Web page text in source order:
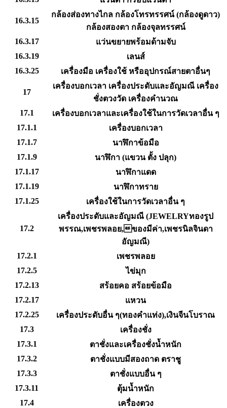
16.3.15
กล้องส่องทางไกล กล้องโทรทรรศน์ (กล้องดูดาว)
กล้องสองตา กล้องจุลทรรศน์
16.3.17
แว่นขยายพร้อมด้ามจับ
16.3.19
เลนส์
16.3.25
เครื่องมือ เครื่องใช้ หรืออุปกรณ์สายตาอื่นๆ
17
เครื่องบอกเวลา เครื่องประดับและอัญมณี เครื่อง
ชั่งตวงวัด เครื่องคำนวณ
17.1
เครื่องบอกเวลาและเครื่องใช้ในการวัดเวลาอื่น ๆ
17.1.1
เครื่องบอกเวลา
17.1.7
นาฬิกาข้อมือ
17.1.9
นาฬิกา (แขวน ตั้ง ปลุก)
17.1.17
นาฬิกาแดด
17.1.19
นาฬิกาทราย
17.1.25
เครื่องใช้ในการวัดเวลาอื่น ๆ
17.2
เครื่องประดับและอัญมณี (JEWELRYทองรูป
พรรณ,เพชรพลอย,ของมีค่า,เพชรนิลจินดา
อัญมณี)
17.2.1
เพชรพลอย
17.2.5
ไข่มุก
17.2.13
สร้อยคอ สร้อยข้อมือ
17.2.17
แหวน
17.2.25
เครื่องประดับอื่น ๆ(ทองคำแท่ง),เงินจีนโบราณ
17.3
เครื่องชั่ง
17.3.1
ตาชั่งและเครื่องชั่งน้ำหนัก
17.3.2
ตาชั่งแบบมีสองถาด ตราชู
17.3.3
ตาชั่งแบบอื่น ๆ
17.3.11
ตุ้มน้ำหนัก
17.4
เครื่องตวง